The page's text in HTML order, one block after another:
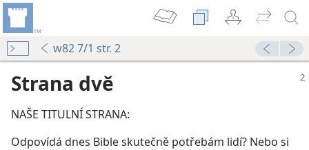
w82 7/1 str. 2
Strana dvě
NAŠE TITULNÍ STRANA:
Odpovídá dnes Bible skutečně potřebám lidí? Nebo si